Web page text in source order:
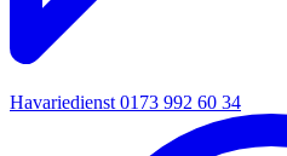
Havariedienst 0173 992 60 34